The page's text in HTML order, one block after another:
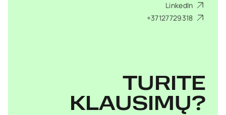
LinkedIn
+37127729318
TURITE
KLAUSIMŲ?